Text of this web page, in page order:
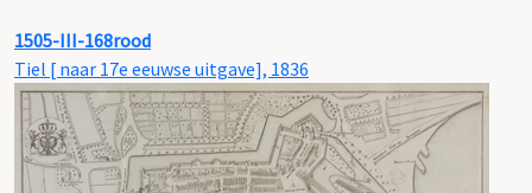
1505-III-168rood
Tiel [ naar 17e eeuwse uitgave], 1836